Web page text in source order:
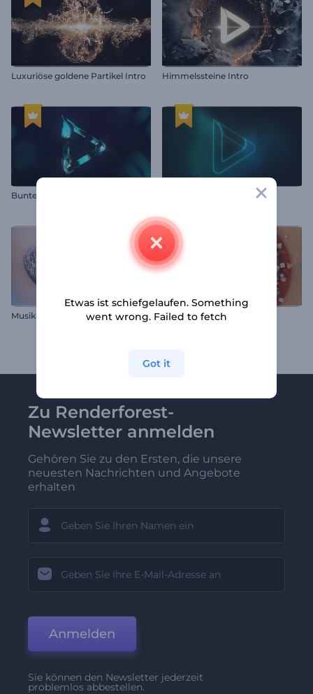
Luxuriöse goldene Partikel Intro Himmelssteine Intro
Buntes Kristall-Logo Leuchtendes Neon-Logo
Musik-Touch Logo 3D Form Twist Logo
Zu Renderforest-
Newsletter anmelden
Gehören Sie zu den Ersten, die unsere
neuesten Nachrichten und Angebote
erhalten
Anmelden
Sie können den Newsletter jederzeit
problemlos abbestellen.
Etwas ist schiefgelaufen. Something
went wrong. Failed to fetch
Got it